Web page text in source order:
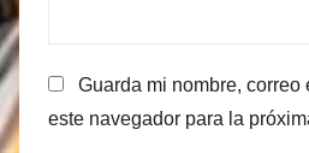
Guarda mi nombre, correo
este navegador para la